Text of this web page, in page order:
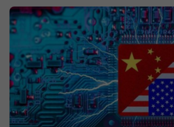
глава от страна на Китай.